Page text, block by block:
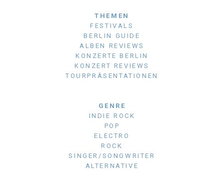
THEMEN
FESTIVALS
BERLIN GUIDE
ALBEN REVIEWS
KONZERTE BERLIN
KONZERT REVIEWS
TOURPRÄSENTATIONEN
GENRE
INDIE ROCK
POP
ELECTRO
ROCK
SINGER/SONGWRITER
ALTERNATIVE